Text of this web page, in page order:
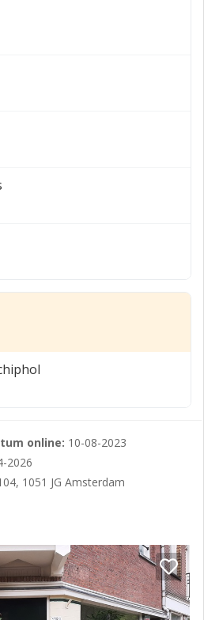
- 21:00): vanaf €60
- 21:00): vanaf €55
- 21:00): vanaf €50
online: 10-08-2023
2026
1051 JG Amsterdam